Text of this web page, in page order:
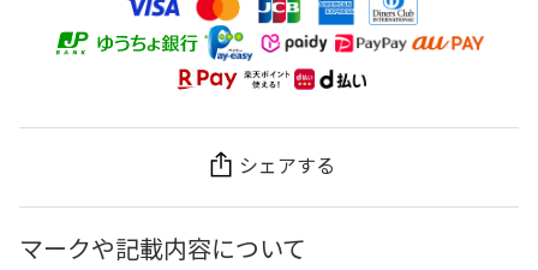
シェアする
マークや記載内容について